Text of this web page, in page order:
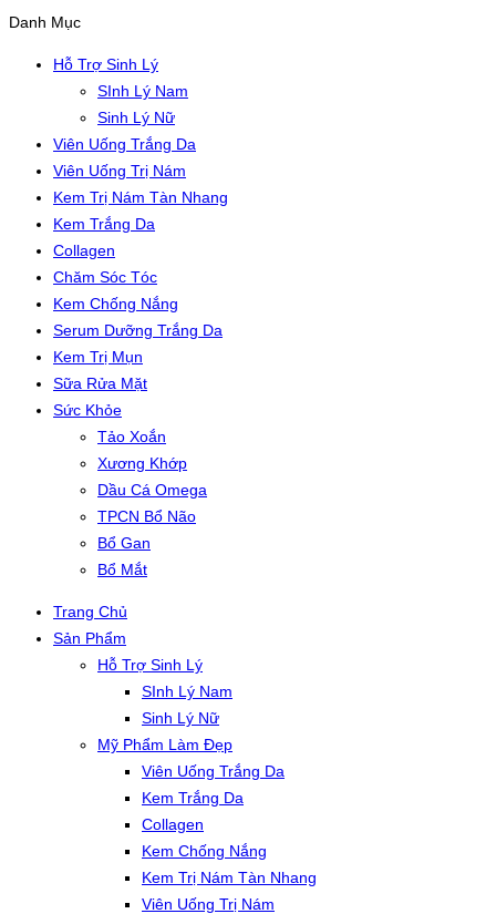
Danh Mục
Hỗ Trợ Sinh Lý
SInh Lý Nam
Sinh Lý Nữ
Viên Uống Trắng Da
Viên Uống Trị Nám
Kem Trị Nám Tàn Nhang
Kem Trắng Da
Collagen
Chăm Sóc Tóc
Kem Chống Nắng
Serum Dưỡng Trắng Da
Kem Trị Mụn
Sữa Rửa Mặt
Sức Khỏe
Tảo Xoắn
Xương Khớp
Dầu Cá Omega
TPCN Bổ Não
Bổ Gan
Bổ Mắt
Trang Chủ
Sản Phẩm
Hỗ Trợ Sinh Lý
SInh Lý Nam
Sinh Lý Nữ
Mỹ Phẩm Làm Đẹp
Viên Uống Trắng Da
Kem Trắng Da
Collagen
Kem Chống Nắng
Kem Trị Nám Tàn Nhang
Viên Uống Trị Nám